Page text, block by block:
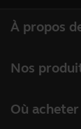
À propos
Durabilité
Nos
Où acheter